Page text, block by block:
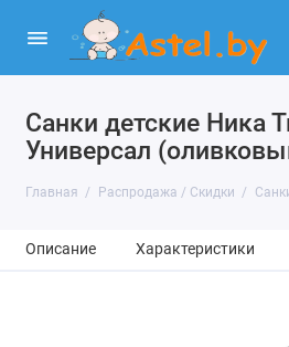
Санки детские Ника
Универсал
Главная Распродажа / Скидки
Описание Характеристики